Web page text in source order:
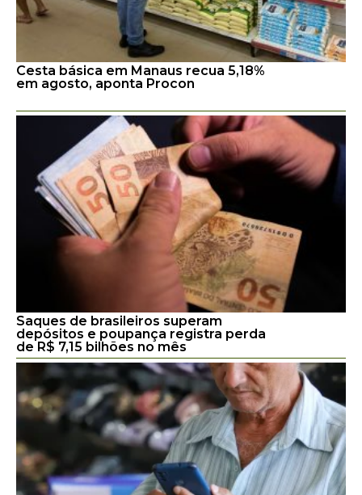
Cesta básica em Manaus recua 5,18%
em agosto, aponta Procon
Saques de brasileiros superam
depósitos e poupança registra perda
de R$ 7,15 bilhões no mês